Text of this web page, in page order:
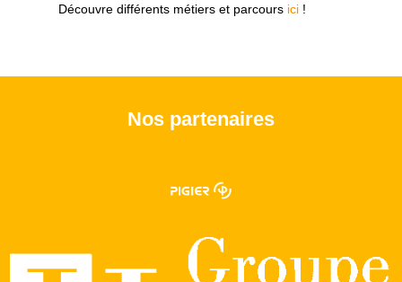
Découvre différents métiers et parcours ici!
Nos partenaires